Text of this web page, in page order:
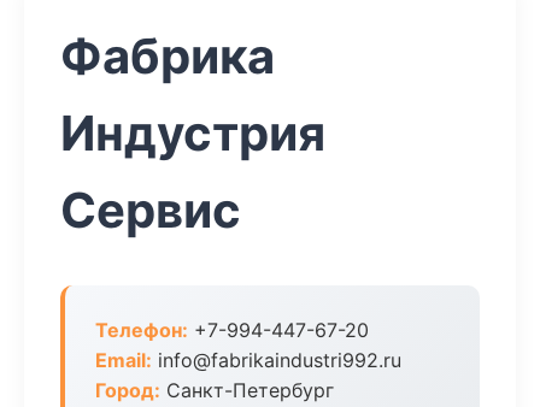
Фабрика
Индустрия
Сервис
Телефон: +7-994-447-67-20
Email: info@fabrikaindustri992.ru
Город: Санкт-Петербург